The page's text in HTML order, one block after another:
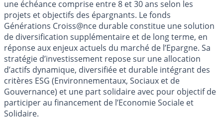
une échéance comprise entre 8 et 30 ans selon les
projets et objectifs des épargnants. Le fonds
Générations Croiss@nce durable constitue une solution
de diversification supplémentaire et de long terme, en
réponse aux enjeux actuels du marché de l’Epargne. Sa
stratégie d’investissement repose sur une allocation
d’actifs dynamique, diversifiée et durable intégrant des
critères ESG (Environnementaux, Sociaux et de
Gouvernance) et une part solidaire avec pour objectif de
participer au financement de l’Economie Sociale et
Solidaire.